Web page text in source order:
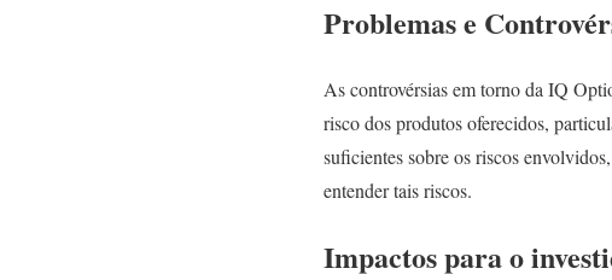
Problemas e
As controvérsias em torno da IQ
risco dos produtos oferecidos,
suficientes sobre os riscos
entender tais riscos.
Impactos para o